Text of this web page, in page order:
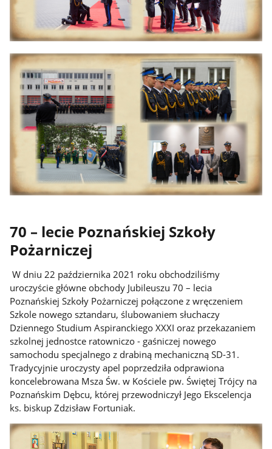
70 – lecie Poznańskiej Szkoły
Pożarniczej
W dniu 22 października 2021 roku obchodziliśmy
uroczyście główne obchody Jubileuszu 70 – lecia
Poznańskiej Szkoły Pożarniczej połączone z wręczeniem
Szkole nowego sztandaru, ślubowaniem słuchaczy
Dziennego Studium Aspiranckiego XXXI oraz przekazaniem
szkolnej jednostce ratowniczo - gaśniczej nowego
samochodu specjalnego z drabiną mechaniczną SD-31.
Tradycyjnie uroczysty apel poprzedziła odprawiona
koncelebrowana Msza Św. w Kościele pw. Świętej Trójcy na
Poznańskim Dębcu, której przewodniczył Jego Ekscelencja
ks. biskup Zdzisław Fortuniak.